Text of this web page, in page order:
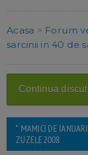
Acasa > Forum
sarcinii in 40 de
Continua
* MAMICI DE
ZUZELE2008